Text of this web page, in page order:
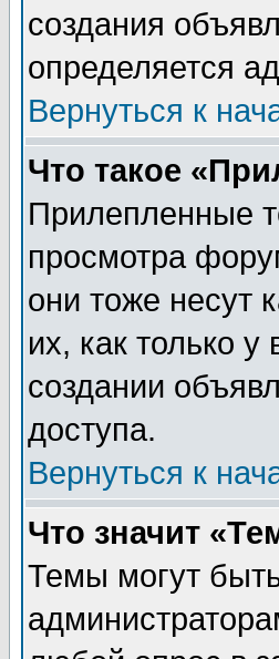
создания
определяется
Вернуться к
Что такое
Прилепленные
просмотра
они тоже несут
их, как только
создании
доступа.
Вернуться к
Что значит
Темы могут